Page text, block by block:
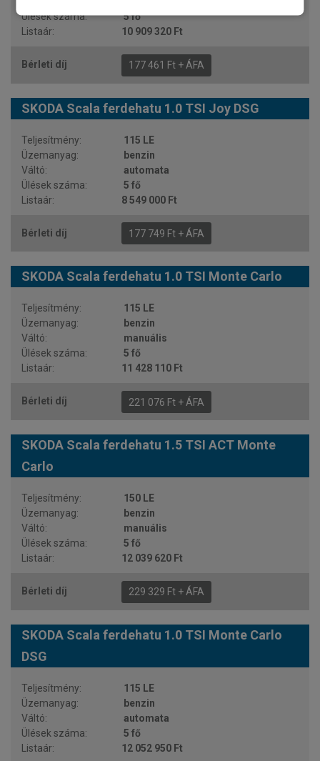
5 fő
10 909 320 Ft
177 461 Ft + ÁFA
SKODA Scala ferdehatu 1.0 TSI Joy DSG
115 LE
benzin
automata
5 fő
8 549 000 Ft
177 749 Ft + ÁFA
SKODA Scala ferdehatu 1.0 TSI Monte Carlo
115 LE
benzin
manuális
5 fő
11 428 110 Ft
221 076 Ft + ÁFA
SKODA Scala ferdehatu 1.5 TSI ACT Monte
Carlo
150 LE
benzin
manuális
5 fő
12 039 620 Ft
229 329 Ft + ÁFA
SKODA Scala ferdehatu 1.0 TSI Monte Carlo
DSG
115 LE
benzin
automata
5 fő
12 052 950 Ft